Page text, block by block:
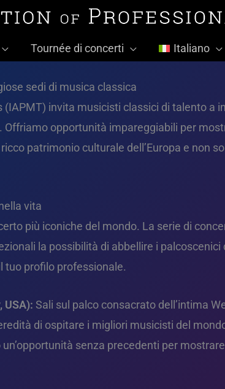
Tournée di concerti Italiano
sedi di musica classica
invita musicisti classici di talento a
opportunità impareggiabili per
patrimonio culturale dell’Europa e non
vita
più iconiche del mondo. La serie di
la possibilità di abbellire i
tuo profilo professionale.
USA): Sali sul palco consacrato dell’intima
di ospitare i migliori musicisti del
senza precedenti per